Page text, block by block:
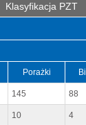
Klasyfikacja PZT
Porażki
145 88
10 4